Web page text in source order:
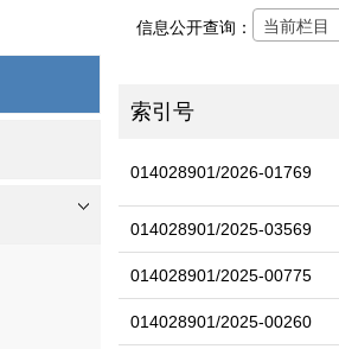
信息公开查询： 当前栏目
索引号
014028901/2026-01769
014028901/2025-03569
014028901/2025-00775
014028901/2025-00260